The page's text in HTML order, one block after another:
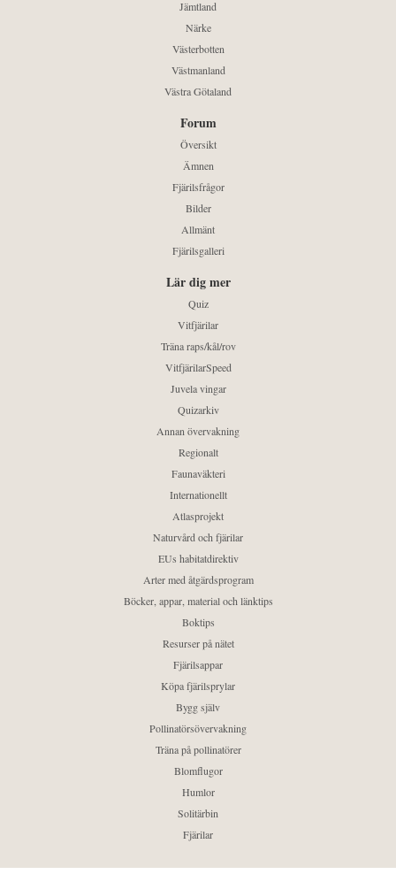
Jämtland
Närke
Västerbotten
Västmanland
Västra Götaland
Forum
Översikt
Ämnen
Fjärilsfrågor
Bilder
Allmänt
Fjärilsgalleri
Lär dig mer
Quiz
Vitfjärilar
Träna raps/kål/rov
VitfjärilarSpeed
Juvela vingar
Quizarkiv
Annan övervakning
Regionalt
Faunaväkteri
Internationellt
Atlasprojekt
Naturvård och fjärilar
EUs habitatdirektiv
Arter med åtgärdsprogram
Böcker, appar, material och länktips
Boktips
Resurser på nätet
Fjärilsappar
Köpa fjärilsprylar
Bygg själv
Pollinatörsövervakning
Träna på pollinatörer
Blomflugor
Humlor
Solitärbin
Fjärilar